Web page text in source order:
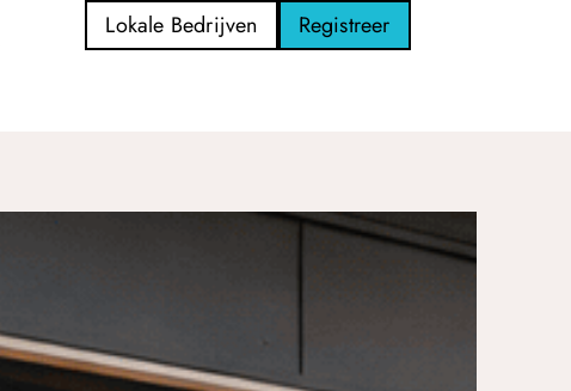
Registreer
Lokale Bedrijven